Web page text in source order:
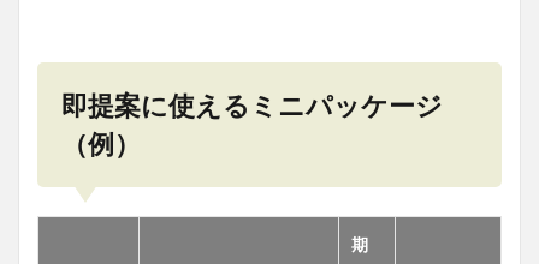
即提案に使えるミニパッケージ
（例）
期